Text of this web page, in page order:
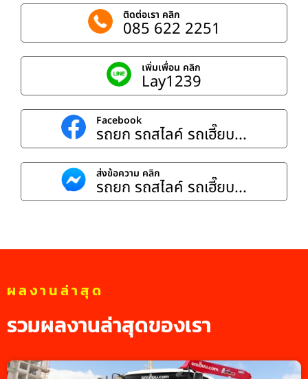
ติดต่อเรา คลิก
085 622 2251
เพิ่มเพื่อน คลิก
Lay1239
Facebook
รถยก รถสไลค์ รถเฮี๊ยบ...
ส่งข้อความ คลิก
รถยก รถสไลค์ รถเฮี๊ยบ...
ผลงานล่าสุด
รวมผลงานล่าสุดของเรา